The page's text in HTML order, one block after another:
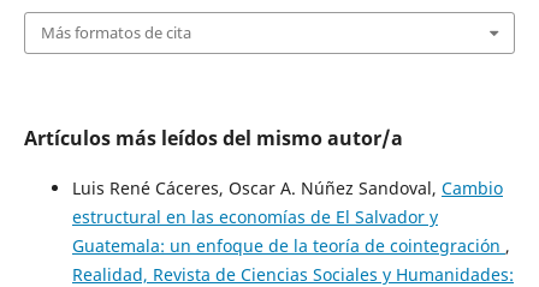
Más formatos de cita
Artículos más leídos del mismo autor/a
Luis René Cáceres, Oscar A. Núñez Sandoval, Cambio
estructural en las economías de El Salvador y
Guatemala: un enfoque de la teoría de cointegración ,
Realidad, Revista de Ciencias Sociales y Humanidades: